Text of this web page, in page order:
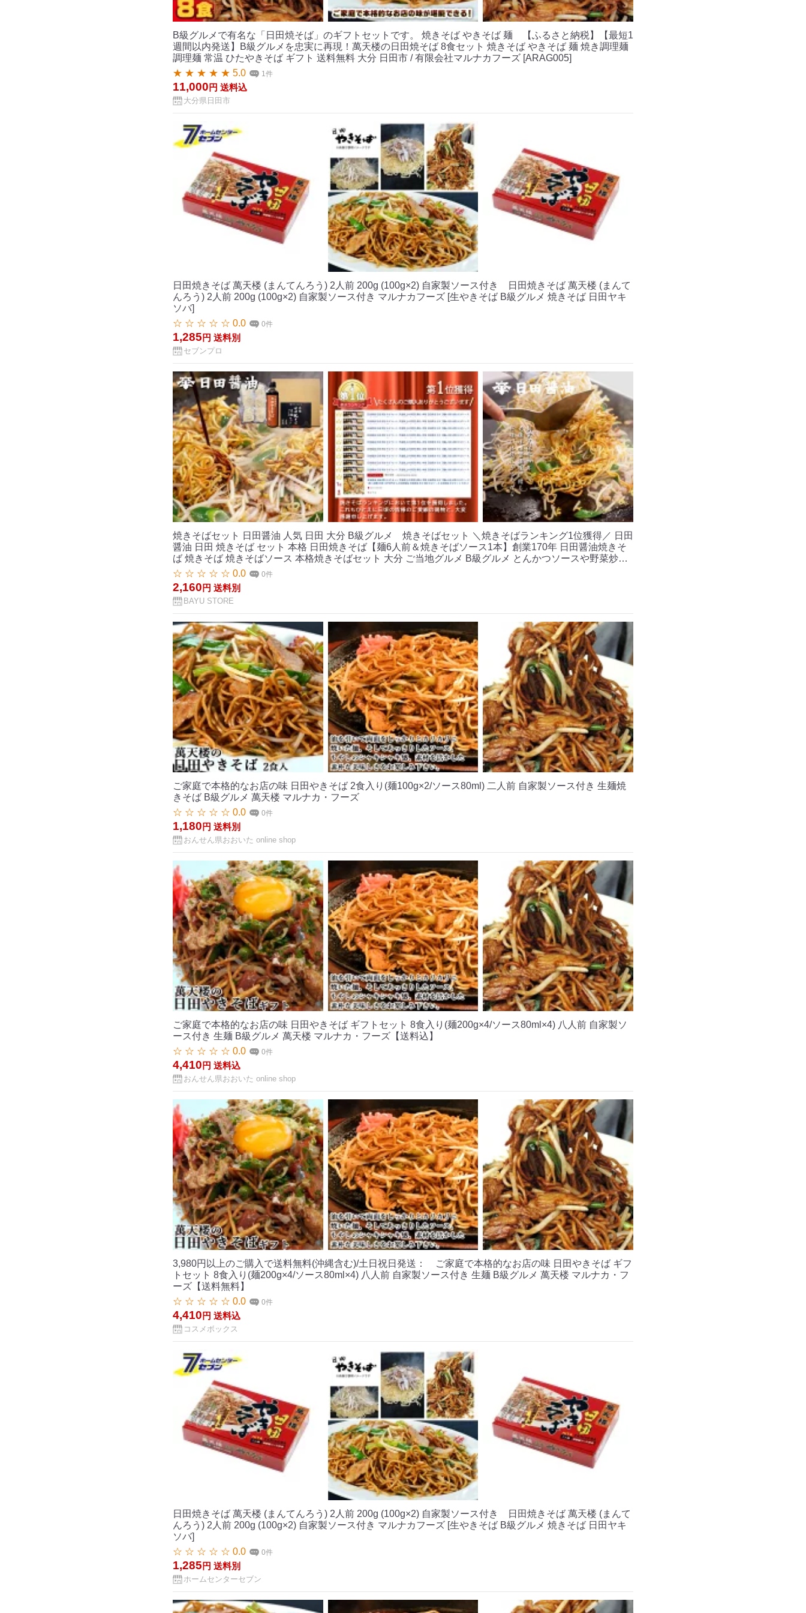
B級グルメで有名な「日田焼そば」のギフトセットです。 焼きそば やきそば 麺 【ふるさと納税】【最短1
週間以内発送】B級グルメを忠実に再現！萬天楼の日田焼そば 8食セット 焼きそば やきそば 麺 焼き調理麺
調理麺 常温 ひたやきそば ギフト 送料無料 大分 日田市 / 有限会社マルナカフーズ [ARAG005]
★ ★ ★ ★ ★ 5.0
1件
11,000 円 送料込
大分県日田市
日田焼きそば 萬天楼 (まんてんろう) 2人前 200g (100g×2) 自家製ソース付き 日田焼きそば 萬天楼 (まんて
んろう) 2人前 200g (100g×2) 自家製ソース付き マルナカフーズ [生やきそば B級グルメ 焼きそば 日田ヤキ
ソバ]
☆ ☆ ☆ ☆ ☆ 0.0
0件
1,285 円 送料別
セブンプロ
焼きそばセット 日田醤油 人気 日田 大分 B級グルメ 焼きそばセット ＼焼きそばランキング1位獲得／ 日田
醤油 日田 焼きそば セット 本格 日田焼きそば【麺6人前＆焼きそばソース1本】創業170年 日田醤油焼きそ
ば 焼きそば 焼きそばソース 本格焼きそばセット 大分 ご当地グルメ B級グルメ とんかつソースや野菜炒め
に ソース
☆ ☆ ☆ ☆ ☆ 0.0 0件
2,160 円 送料別
BAYU STORE
ご家庭で本格的なお店の味 日田やきそば 2食入り(麺100g×2/ソース80ml) 二人前 自家製ソース付き 生麺焼
きそば B級グルメ 萬天楼 マルナカ・フーズ
☆ ☆ ☆ ☆ ☆ 0.0
0件
1,180 円 送料別
おんせん県おおいた online shop
ご家庭で本格的なお店の味 日田やきそば ギフトセット 8食入り(麺200g×4/ソース80ml×4) 八人前 自家製ソ
ース付き 生麺 B級グルメ 萬天楼 マルナカ・フーズ【送料込】
☆ ☆ ☆ ☆ ☆ 0.0
0件
4,410 円 送料込
おんせん県おおいた online shop
3,980円以上のご購入で送料無料(沖縄含む)/土日祝日発送： ご家庭で本格的なお店の味 日田やきそば ギフ
トセット 8食入り(麺200g×4/ソース80ml×4) 八人前 自家製ソース付き 生麺 B級グルメ 萬天楼 マルナカ・フ
ーズ【送料無料】
☆ ☆ ☆ ☆ ☆ 0.0
0件
4,410 円 送料込
コスメボックス
日田焼きそば 萬天楼 (まんてんろう) 2人前 200g (100g×2) 自家製ソース付き 日田焼きそば 萬天楼 (まんて
んろう) 2人前 200g (100g×2) 自家製ソース付き マルナカフーズ [生やきそば B級グルメ 焼きそば 日田ヤキ
ソバ]
☆ ☆ ☆ ☆ ☆ 0.0
0件
1,285 円 送料別
ホームセンターセブン